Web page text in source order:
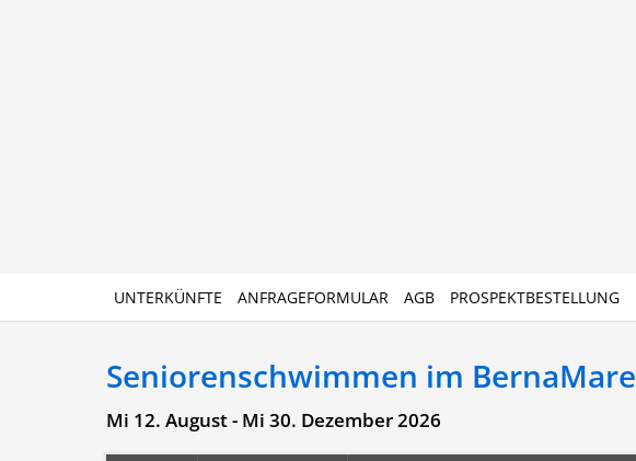
UNTERKÜNFTE ANFRAGEFORMULAR AGB PROSPEKTBESTELLUNG
Seniorenschwimmen im BernaMare
Mi 12. August - Mi 30. Dezember 2026